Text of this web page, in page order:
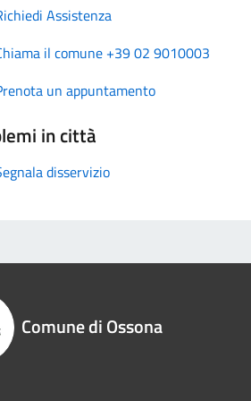
Assistenza
il comune +39 02 9010003
un appuntamento
in città
disservizio
Comune di Ossona